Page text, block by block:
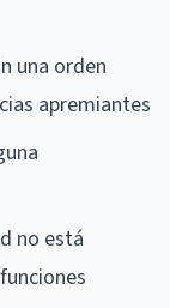
una orden
apremiantes
no está